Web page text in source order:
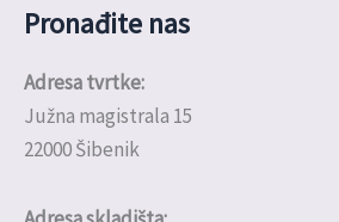
Pronađite nas
Adresa tvrtke:
Južna magistrala 15
22000 Šibenik